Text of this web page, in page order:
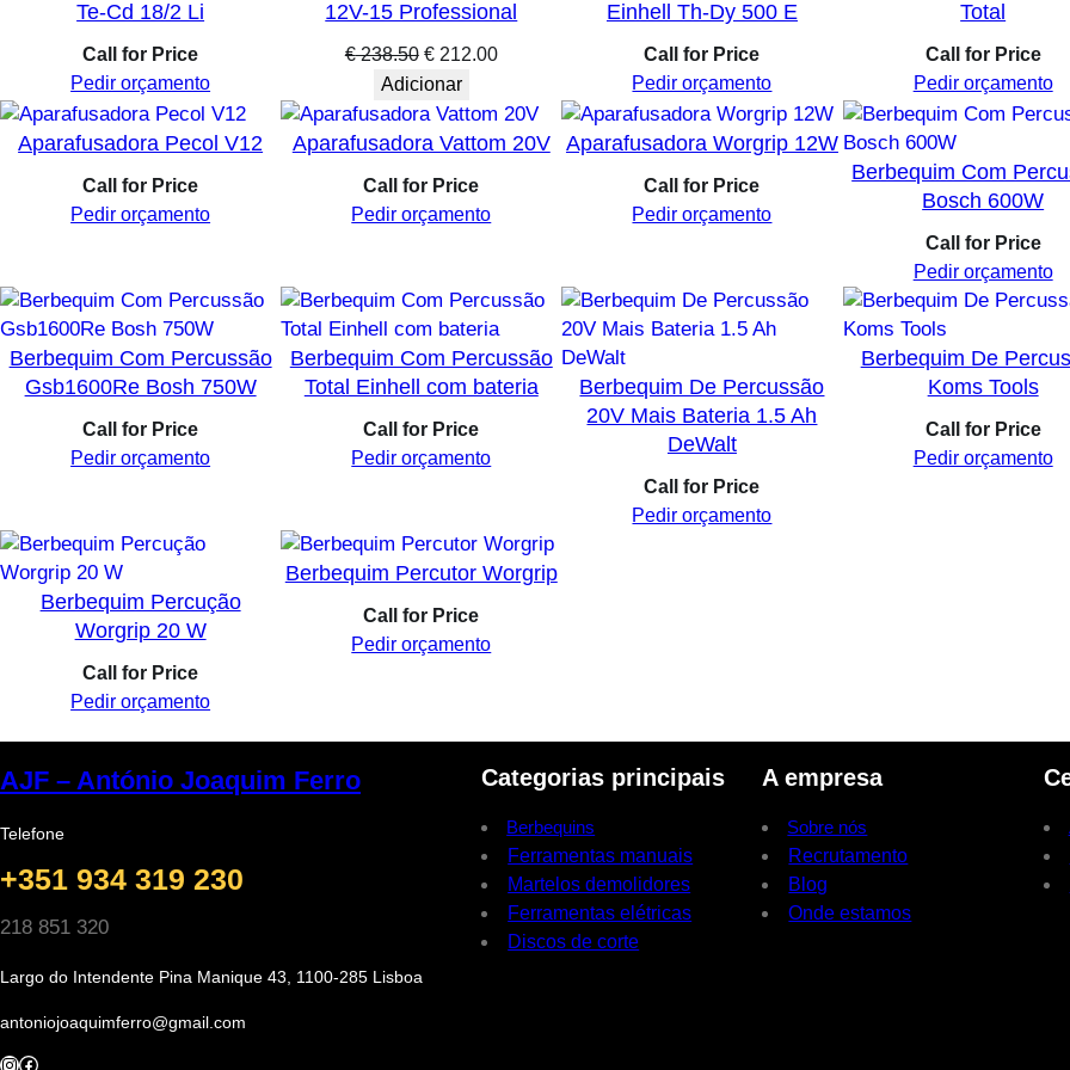
Te-Cd 18/2 Li
Call for Price
Pedir orçamento
12V-15 Professional
€238.50 O
preço
original
era:
€212.00O
atual
é:
Adicionar
Einhell Th-Dy 500 E
Call for Price
Pedir orçamento
Total
Call for Price
Pedir orçamento
Aparafusadora Pecol V12
Call for Price
Pedir orçamento
Aparafusadora Vattom 20V
Call for Price
Pedir orçamento
Aparafusadora Worgrip 12W
Call for Price
Pedir orçamento
Berbequim Com
Bosch 600W
Call for Price
Pedir orçamento
Berbequim Com Percussão
Gsb1600Re Bosh 750W
Call for Price
Pedir orçamento
Berbequim Com Percussão
Total Einhell com bateria
Call for Price
Pedir orçamento
Berbequim De Percussão
20V Mais Bateria 1.5 Ah
DeWalt
Call for Price
Pedir orçamento
Berbequim De
Koms Tools
Call for Price
Pedir orçamento
Berbequim Percução
Worgrip 20 W
Call for Price
Pedir orçamento
Berbequim Percutor Worgrip
Call for Price
Pedir orçamento
AJF – António Joaquim Ferro
Telefone
+351 934 319 230
218 851 320
Largo do Intendente Pina Manique 43, 1100-285 Lisboa
antoniojoaquimferro@gmail.com
InstagramFacebook
Categorias principais
Berbequins
Ferramentas manuais
Martelos demolidores
Ferramentas elétricas
Discos de corte
A empresa
Sobre nós
Recrutamento
Blog
Onde estamos